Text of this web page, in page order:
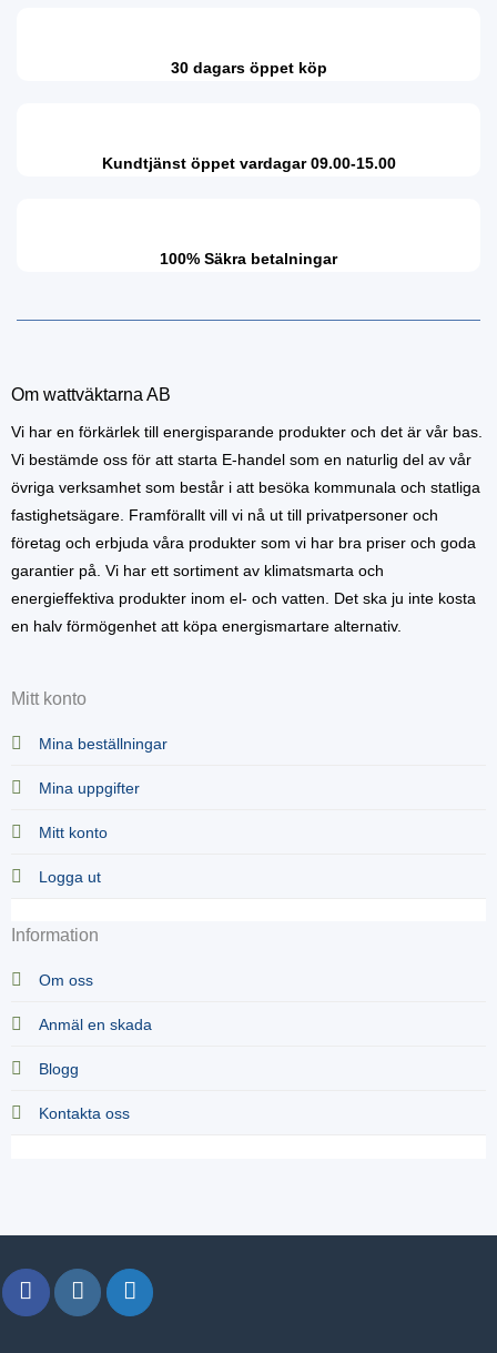
30 dagars öppet köp
Kundtjänst öppet vardagar 09.00-15.00
100% Säkra betalningar
Om wattväktarna AB
Vi har en förkärlek till energisparande produkter och det är vår bas.
Vi bestämde oss för att starta E-handel som en naturlig del av vår
övriga verksamhet som består i att besöka kommunala och statliga
fastighetsägare. Framförallt vill vi nå ut till privatpersoner och
företag och erbjuda våra produkter som vi har bra priser och goda
garantier på. Vi har ett sortiment av klimatsmarta och
energieffektiva produkter inom el- och vatten. Det ska ju inte kosta
en halv förmögenhet att köpa energismartare alternativ.
Mitt konto
Mina beställningar
Mina uppgifter
Mitt konto
Logga ut
Information
Om oss
Anmäl en skada
Blogg
Kontakta oss